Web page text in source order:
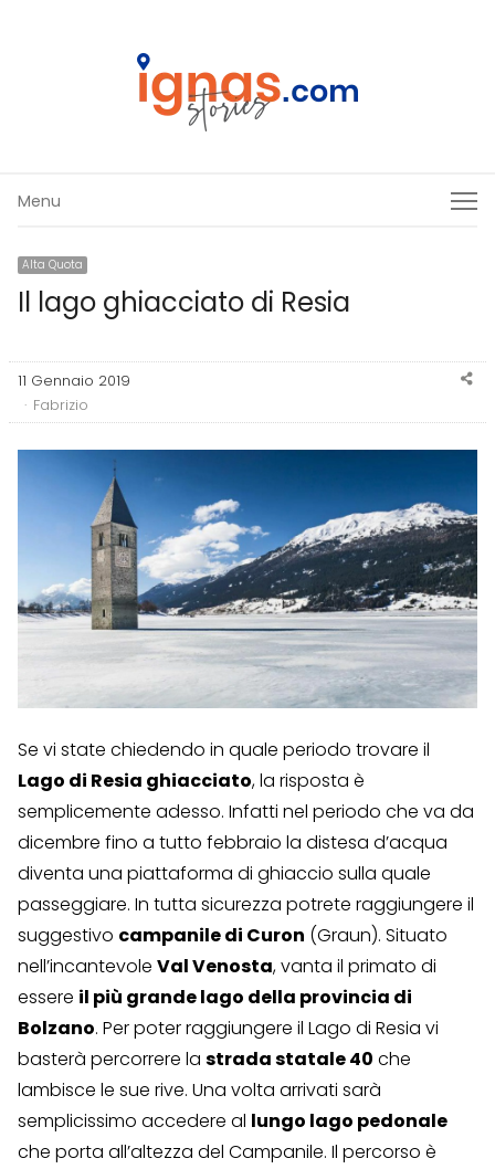
Menu
Menu
Alta Quota
Il lago ghiacciato di Resia
11 Gennaio 2019
Author
Fabrizio
Se vi state chiedendo in quale periodo trovare il
Lago di Resia ghiacciato, la risposta è
semplicemente adesso. Infatti nel periodo che va da
dicembre fino a tutto febbraio la distesa d’acqua
diventa una piattaforma di ghiaccio sulla quale
passeggiare. In tutta sicurezza potrete raggiungere il
suggestivo campanile di Curon (Graun). Situato
nell’incantevole Val Venosta, vanta il primato di
essere il più grande lago della provincia di
Bolzano. Per poter raggiungere il Lago di Resia vi
basterà percorrere la strada statale 40 che
lambisce le sue rive. Una volta arrivati sarà
semplicissimo accedere al lungo lago pedonale
che porta all’altezza del Campanile. Il percorso è